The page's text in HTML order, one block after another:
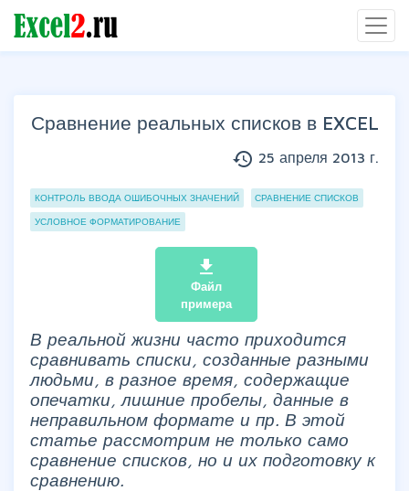
Сравнение реальных списков в EXCEL
history 25 апреля 2013 г.
Группы статей
КОНТРОЛЬ ВВОДА ОШИБОЧНЫХ ЗНАЧЕНИЙ СРАВНЕНИЕ СПИСКОВ
УСЛОВНОЕ ФОРМАТИРОВАНИЕ
file_download
Файл
примера
В реальной жизни часто приходится
сравнивать списки, созданные разными
людьми, в разное время, содержащие
опечатки, лишние пробелы, данные в
неправильном формате и пр. В этой
статье рассмотрим не только само
сравнение списков, но и их подготовку к
сравнению.